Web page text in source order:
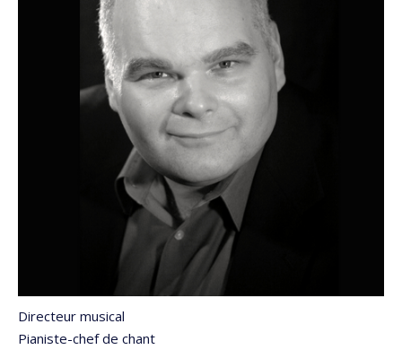
Directeur musical
Pianiste-chef de chant